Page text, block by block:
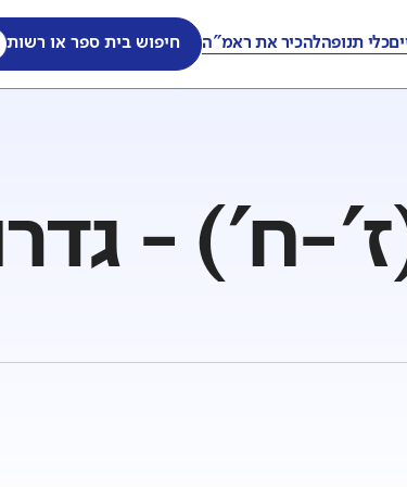
כלי תנופהלהכיר את ראמ"ה חיפוש בית ספר או רשות
ח') -